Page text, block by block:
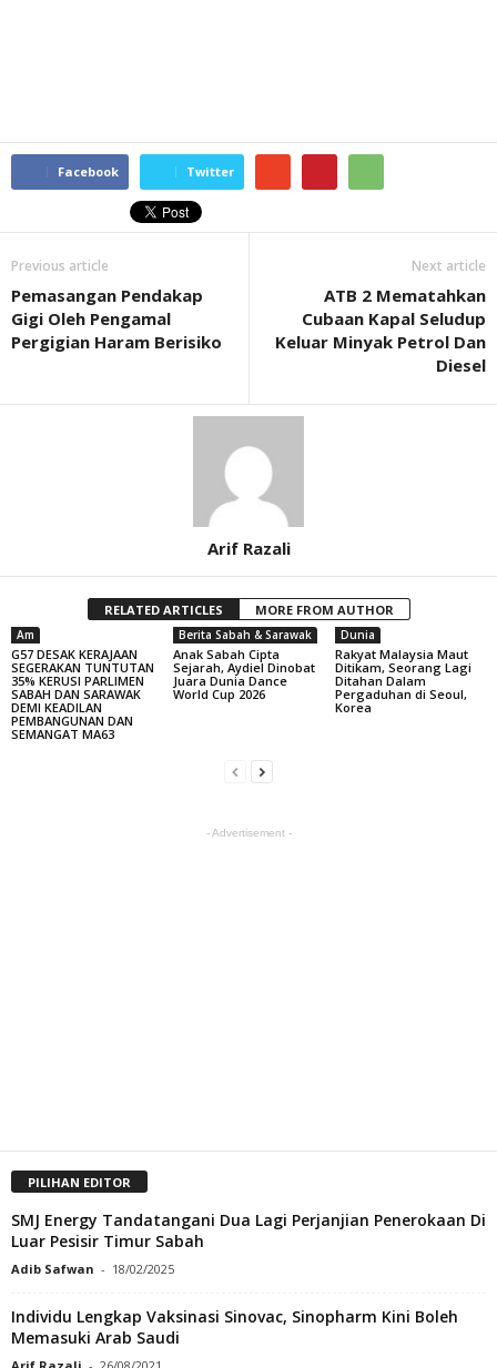
Facebook Twitter
Previous article
Pemasangan Pendakap
Gigi Oleh Pengamal
Pergigian Haram Berisiko
Next article
ATB 2 Mematahkan
Cubaan Kapal Seludup
Keluar Minyak Petrol Dan
Diesel
Arif Razali
RELATED ARTICLES MORE FROM AUTHOR
Am
G57 DESAK KERAJAAN
SEGERAKAN TUNTUTAN
35% KERUSI PARLIMEN
SABAH DAN SARAWAK
DEMI KEADILAN
PEMBANGUNAN DAN
SEMANGAT MA63
Berita Sabah & Sarawak
Anak Sabah Cipta
Sejarah, Aydiel Dinobat
Juara Dunia Dance
World Cup 2026
Dunia
Rakyat Malaysia Maut
Ditikam, Seorang Lagi
Ditahan Dalam
Pergaduhan di Seoul,
Korea
- Advertisement -
PILIHAN EDITOR
SMJ Energy Tandatangani Dua Lagi Perjanjian Penerokaan Di
Luar Pesisir Timur Sabah
Adib Safwan - 18/02/2025
Individu Lengkap Vaksinasi Sinovac, Sinopharm Kini Boleh
Memasuki Arab Saudi